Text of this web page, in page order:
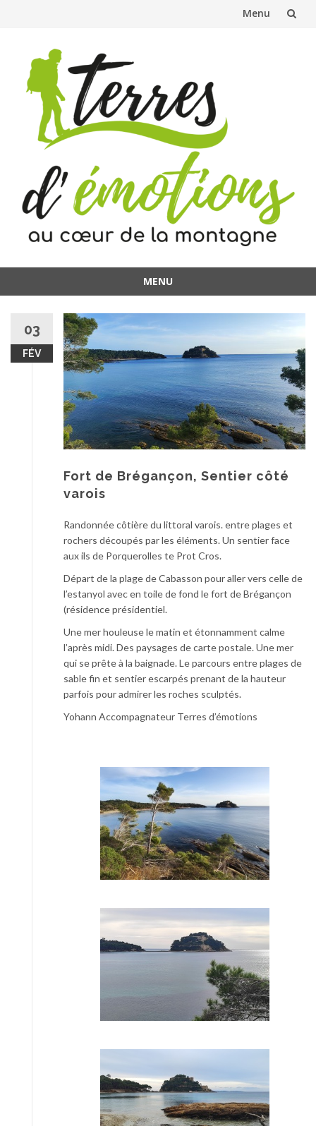
Menu
contenu
MENU
contenu
03
FÉV
Fort de Brégançon, Sentier côté
varois
Randonnée côtière du littoral varois. entre plages et
rochers découpés par les éléments. Un sentier face
aux ils de Porquerolles te Prot Cros.
Départ de la plage de Cabasson pour aller vers celle de
l’estanyol avec en toile de fond le fort de Brégançon
(résidence présidentiel.
Une mer houleuse le matin et étonnamment calme
l’après midi. Des paysages de carte postale. Une mer
qui se prête à la baignade. Le parcours entre plages de
sable fin et sentier escarpés prenant de la hauteur
parfois pour admirer les roches sculptés.
Yohann Accompagnateur Terres d’émotions